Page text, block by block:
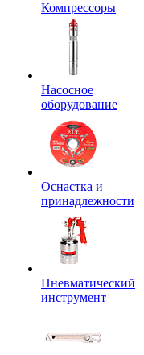
Компрессоры
Насосное
оборудование
Оснастка и
принадлежности
Пневматический
инструмент